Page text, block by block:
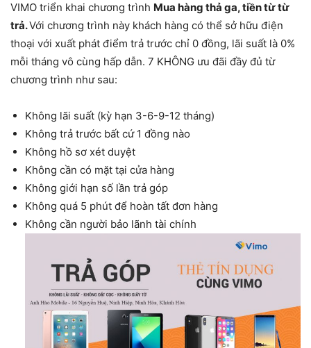
VIMO triển khai chương trình Mua hàng thả ga, tiền từ từ
trả.Với chương trình này khách hàng có thể sở hữu điện
thoại với xuất phát điểm trả trước chỉ 0 đồng, lãi suất là 0%
mỗi tháng vô cùng hấp dẫn. 7 KHÔNG ưu đãi đầy đủ từ
chương trình như sau:
Không lãi suất (kỳ hạn 3-6-9-12 tháng)
Không trả trước bất cứ 1 đồng nào
Không hồ sơ xét duyệt
Không cần có mặt tại cửa hàng
Không giới hạn số lần trả góp
Không quá 5 phút để hoàn tất đơn hàng
Không cần người bảo lãnh tài chính